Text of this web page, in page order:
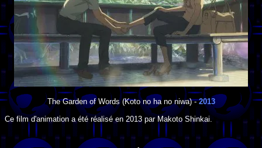
The Garden of Words(Koto no ha no niwa) -2013
Ce film d'animation a été réalisé en 2013 parMakoto Shinkai